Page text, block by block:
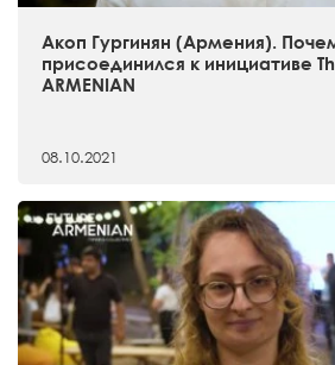
Акоп Гургинян (Армения).
присоединился к инициативе
ARMENIAN
08.10.2021